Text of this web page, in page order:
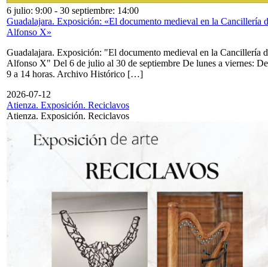
6 julio: 9:00 - 30 septiembre: 14:00
Guadalajara. Exposición: «El documento medieval en la Cancillería
Alfonso X»
Guadalajara. Exposición: "El documento medieval en la Cancillería
Alfonso X" Del 6 de julio al 30 de septiembre De lunes a viernes: De
9 a 14 horas. Archivo Histórico […]
2026-07-12
Atienza. Exposición. Reciclavos
Atienza. Exposición. Reciclavos